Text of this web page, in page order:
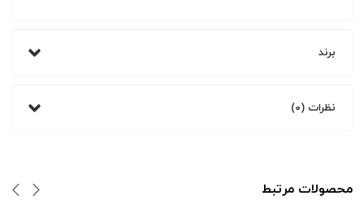
برند
نظرات (0)
محصولات مرتبط